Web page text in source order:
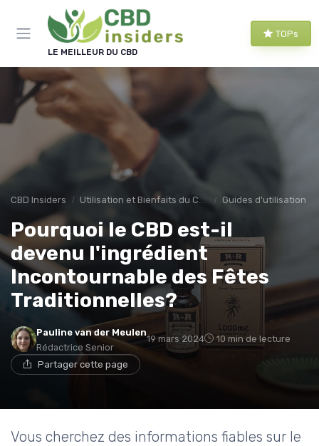
LE MEILLEUR DU CBD
TOPs
CBD Insiders Utilisation et Bienfaits du CBD Guides d'utilisation
Pourquoi le CBD est-il
devenu l'ingrédient
Incontournable des Fêtes
Traditionnelles?
Pauline van der Meulen
Rédactrice Senior
19 mars 2024 10 min de lecture
Partager cette page
Vous cherchez des informations fiables sur le
Panneau de gestion des cookies